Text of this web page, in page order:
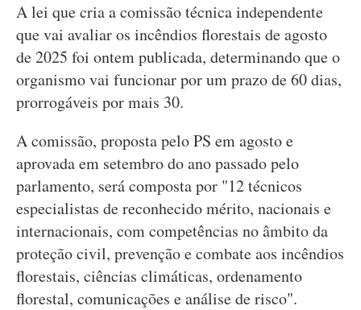
A lei que cria a comissão técnica independente
que vai avaliar os incêndios florestais de agosto
de 2025 foi ontem publicada, determinando que o
organismo vai funcionar por um prazo de 60 dias,
prorrogáveis por mais 30.
A comissão, proposta pelo PS em agosto e
aprovada em setembro do ano passado pelo
parlamento, será composta por "12 técnicos
especialistas de reconhecido mérito, nacionais e
internacionais, com competências no âmbito da
proteção civil, prevenção e combate aos incêndios
florestais, ciências climáticas, ordenamento
florestal, comunicações e análise de risco".